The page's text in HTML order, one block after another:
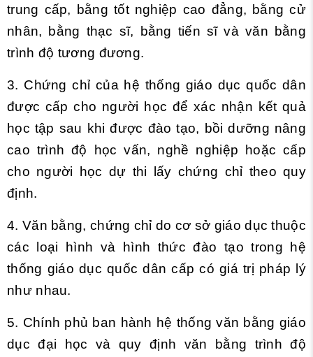
trung cấp, bằng tốt nghiệp cao đẳng, bằng cử
nhân, bằng thạc sĩ, bằng tiến sĩ và văn bằng
trình độ tương đương.
3. Chứng chỉ của hệ thống giáo dục quốc dân
được cấp cho người học để xác nhận kết quả
học tập sau khi được đào tạo, bồi dưỡng nâng
cao trình độ học vấn, nghề nghiệp hoặc cấp
cho người học dự thi lấy chứng chỉ theo quy
định.
4. Văn bằng, chứng chỉ do cơ sở giáo dục thuộc
các loại hình và hình thức đào tạo trong hệ
thống giáo dục quốc dân cấp có giá trị pháp lý
như nhau.
5. Chính phủ ban hành hệ thống văn bằng giáo
dục đại học và quy định văn bằng trình độ